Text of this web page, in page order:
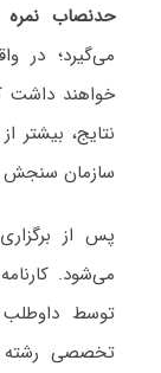
حدنصاب نمره
می‌گیرد؛ در
خواهند داشت
نتایج، بیشتر
سازمان سنجش
پس از
می‌شود.
توسط
تخصصی